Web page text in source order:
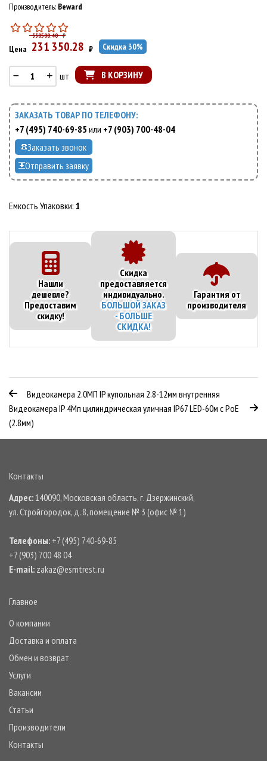
Производитель: Beward
330500.40 ₽
Цена 231 350.28 ₽ Скидка 30%
шт В КОРЗИНУ
ЗАКАЗАТЬ ТОВАР ПО ТЕЛЕФОНУ:
+7 (495) 740-69-85 или +7 (903) 700-48-04
Заказать звонок
Отправить заявку
Емкость Упаковки: 1
Нашли
дешевле?
Предоставим
скидку!
Cкидка
предоставляется
индивидуально.
БОЛЬШОЙ ЗАКАЗ
- БОЛЬШЕ
СКИДКА!
Гарантия от
производителя
Видеокамера 2.0МП IP купольная 2.8-12мм внутренняя
Видеокамера IP 4Мп цилиндрическая уличная IP67 LED-60м с PoE
(2.8мм)
Контакты
Адрес:140090, Московская область, г. Дзержинский,
ул. Стройгородок, д. 8, помещение № 3 (офис № 1)
Телефоны: +7 (495) 740-69-85
+7 (903) 700 48 04
E-mail: zakaz@esmtrest.ru
Главное
О компании
Доставка и оплата
Обмен и возврат
Услуги
Вакансии
Статьи
Производители
Контакты